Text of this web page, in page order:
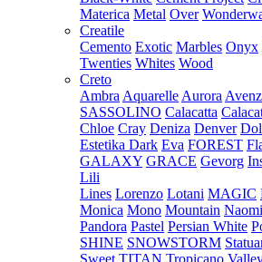
Materica Metal Over
Creatile
Cemento Exotic Marbles Onyx
Twenties Whites Wood
Creto
Ambra Aquarelle Aurora
SASSOLINO Calacatta
Chloe Cray Deniza Denver
Estetika Dark Eva FOREST
GALAXY GRACE Gevorg
Lili
Lines Lorenzo Lotani MAGIC
Monica Mono Mountain Naomi
Pandora Pastel Persian White
SHINE SNOWSTORM